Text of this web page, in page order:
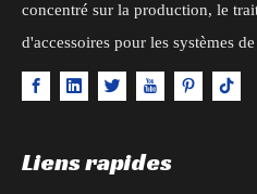
concentré sur la production, le
d'accessoires pour les systèmes
Liens rapides